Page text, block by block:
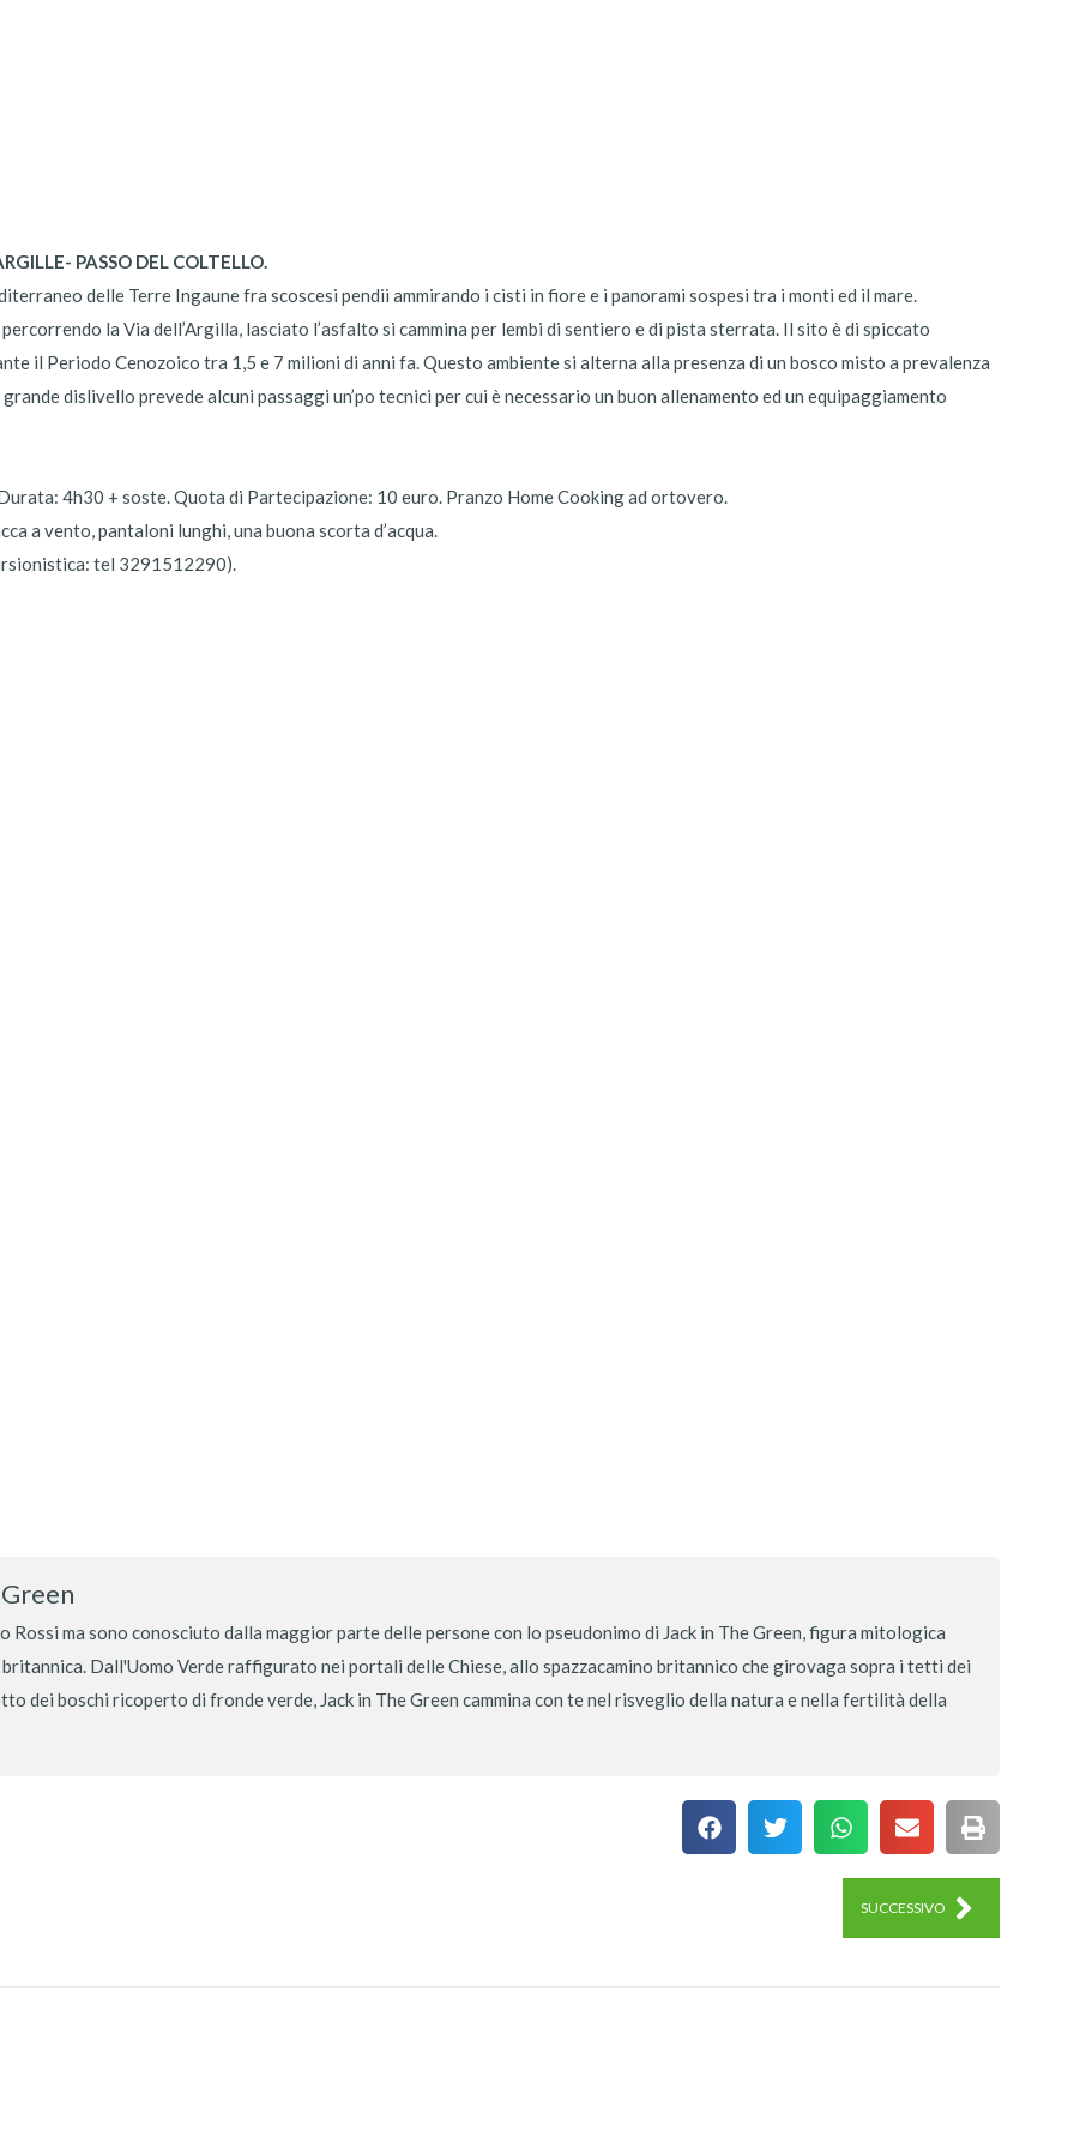
PASSO DEL COLTELLO.
delle Terre Ingaune fra scoscesi pendii ammirando i cisti in fiore e i panorami sospesi tra i monti ed il mare.
la Via dell’Argilla, lasciato l’asfalto si cammina per lembi di sentiero e di pista sterrata. Il sito è di spiccato
il Periodo Cenozoico tra 1,5 e 7 milioni di anni fa. Questo ambiente si alterna alla presenza di un bosco misto a prevalenza
dislivello prevede alcuni passaggi un’po tecnici per cui è necessario un buon allenamento ed un equipaggiamento
4h30 + soste. Quota di Partecipazione: 10 euro. Pranzo Home Cooking ad ortovero.
a vento, pantaloni lunghi, una buona scorta d’acqua.
tel 3291512290).
Rossi ma sono conosciuto dalla maggior parte delle persone con lo pseudonimo di Jack in The Green, figura mitologica
Dall'Uomo Verde raffigurato nei portali delle Chiese, allo spazzacamino britannico che girovaga sopra i tetti dei
dei boschi ricoperto di fronde verde, Jack in The Green cammina con te nel risveglio della natura e nella fertilità della
SUCCESSIVO